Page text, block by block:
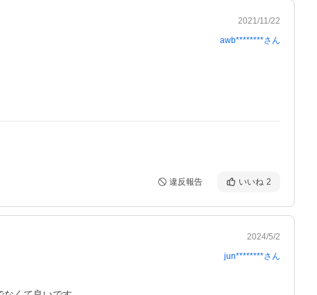
2021/11/22
awb********さん
違反報告 いいね 2
2024/5/2
jun********さん